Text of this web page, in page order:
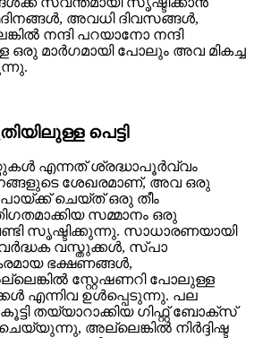
അവധി ദിവസങ്ങൾ,
നന്ദി പറയാനോ നന്ദി
ഒരു മാർഗമായി പോലും അവ മികച്ച
പെട്ടി
എന്നത് ശ്രദ്ധാപൂർവ്വം
ശേഖരമാണ്, അവ ഒരു
ചെയ്ത് ഒരു തീം
സമ്മാനം ഒരു
സൃഷ്ടിക്കുന്നു. സാധാരണയായി
വസ്തുക്കൾ, സ്പാ
ഭക്ഷണങ്ങൾ,
സ്റ്റേഷണറി പോലുള്ള
എന്നിവ ഉൾപ്പെടുന്നു. പല
തയ്യാറാക്കിയ ഗിഫ്റ്റ് ബോക്സ്
അല്ലെങ്കിൽ നിർദ്ദിഷ്ട